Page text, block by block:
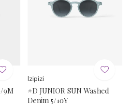
9M
Izipizi
#D JUNIOR SUN Washed
Denim 5/10Y